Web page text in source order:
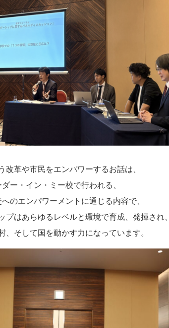
改革や市民をエンパワーするお話は、
ダー・イン・ミー校で行われる、
へのエンパワーメントに通じる内容で、
プはあらゆるレベルと環境で育成、発揮され、
、そして国を動かす力になっています。